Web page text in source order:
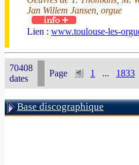
Jan Willem Jansen, orgue
Lien : www.toulouse-les-
70408
dates
Page 1 ... 1833
Base discographique